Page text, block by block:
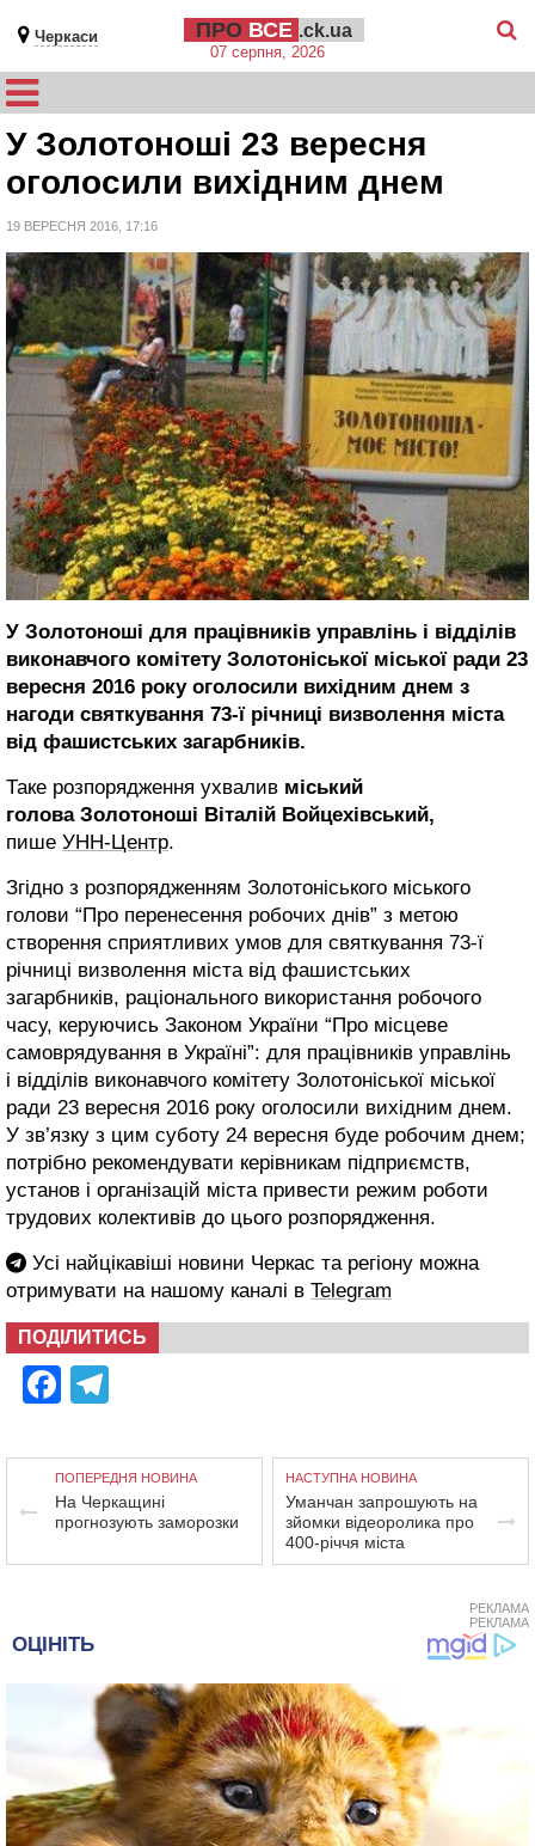
Черкаси ПРО ВСЕ .ck.ua
07 серпня, 2026
У Золотоноші 23 вересня
оголосили вихідним днем
19 ВЕРЕСНЯ 2016, 17:16
У Золотоноші для працівників управлінь і відділів
виконавчого комітету Золотоніської міської ради 23
вересня 2016 року оголосили вихідним днем з
нагоди святкування 73-ї річниці визволення міста
від фашистських загарбників.
Таке розпорядження ухвалив міський
голова Золотоноші Віталій Войцехівський,
пише УНН-Центр.
Згідно з розпорядженням Золотоніського міського
голови “Про перенесення робочих днів” з метою
створення сприятливих умов для святкування 73-ї
річниці визволення міста від фашистських
загарбників, раціонального використання робочого
часу, керуючись Законом України “Про місцеве
самоврядування в Україні”: для працівників управлінь
і відділів виконавчого комітету Золотоніської міської
ради 23 вересня 2016 року оголосили вихідним днем.
У зв’язку з цим суботу 24 вересня буде робочим днем;
потрібно рекомендувати керівникам підприємств,
установ і організацій міста привести режим роботи
трудових колективів до цього розпорядження.
Усі найцікавіші новини Черкас та регіону можна
отримувати на нашому каналі в Telegram
ПОДІЛИТИСЬ
Facebook
ПОПЕРЕДНЯ НОВИНА
На Черкащині
прогнозують заморозки
НАСТУПНА НОВИНА
Уманчан запрошують на
зйомки відеоролика про
400-річчя міста
РЕКЛАМА
РЕКЛАМА